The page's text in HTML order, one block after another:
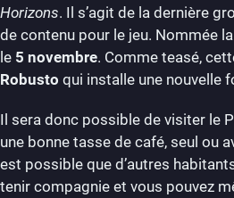
Horizons. Il s’agit de la dernière
de contenu pour le jeu. Nommée
le 5 novembre. Comme teasé,
Robusto qui installe une nouvelle
Il sera donc possible de visiter le
une bonne tasse de café, seul ou
est possible que d’autres
tenir compagnie et vous pouvez